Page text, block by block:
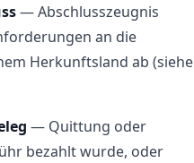
— Abschlusszeugnis
an die
Herkunftsland ab (siehe
— Quittung oder
bezahlt wurde, oder